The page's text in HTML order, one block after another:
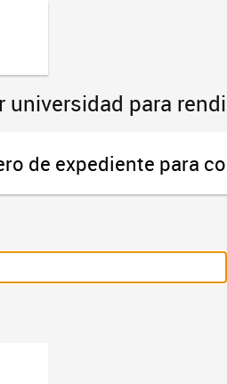
universidad para
de expediente para